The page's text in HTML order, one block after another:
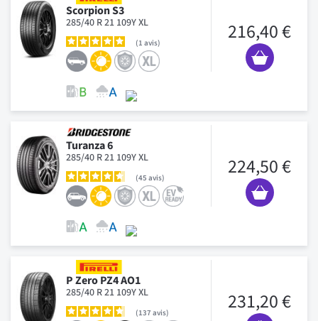
Scorpion S3
285/40 R 21 109Y XL
1 avis 216,40 €
Turanza 6
285/40 R 21 109Y XL
45 avis 224,50 €
P Zero PZ4 AO1
285/40 R 21 109Y XL
137 avis 231,20 €